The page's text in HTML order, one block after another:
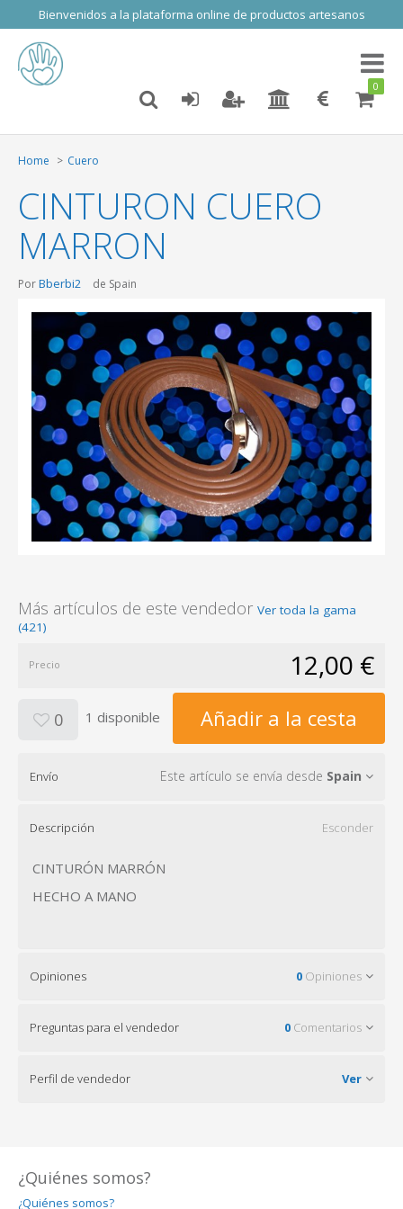
Bienvenidos a la plataforma online de productos artesanos
Toggle
0
Home Cuero
CINTURON CUERO
MARRON
PorBberbi2 de Spain
Más artículos de este vendedor Ver toda la gama
(421)
Precio 12,00 €
0 1 disponible Añadir a la cesta
Envío Este artículo se envía desde Spain
Descripción Esconder
CINTURÓN MARRÓN
HECHO A MANO
Opiniones 0 Opiniones
Preguntas para el vendedor 0 Comentarios
Perfil de vendedor Ver
¿Quiénes somos?
¿Quiénes somos?